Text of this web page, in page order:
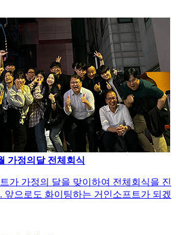
가정의달 전체회식
가 가정의 달을 맞이하여 전체회식을 진
앞으로도 화이팅하는 거인소프트가 되겠